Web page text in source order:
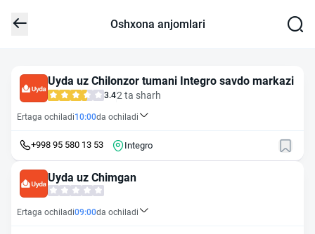
Oshxona anjomlari
Uyda uz Chilonzor tumani Integro savdo markazi
3.42 ta sharh
Ertaga ochiladi10:00da ochiladi
+998 95 580 13 53 Integro
Uyda uz Chimgan
Ertaga ochiladi09:00da ochiladi